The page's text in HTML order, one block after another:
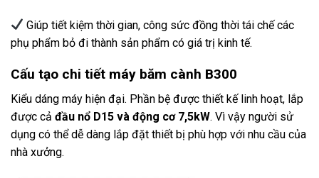
Giúp tiết kiệm thời gian, công sức đồng thời tái chế các
phụ phẩm bỏ đi thành sản phẩm có giá trị kinh tế.
Cấu tạo chi tiết máy băm cành B300
Kiểu dáng máy hiện đại. Phần bệ được thiết kế linh hoạt, lắp
được cả đầu nổ D15 và động cơ 7,5kW. Vì vậy người sử
dụng có thể dễ dàng lắp đặt thiết bị phù hợp với nhu cầu của
nhà xưởng.